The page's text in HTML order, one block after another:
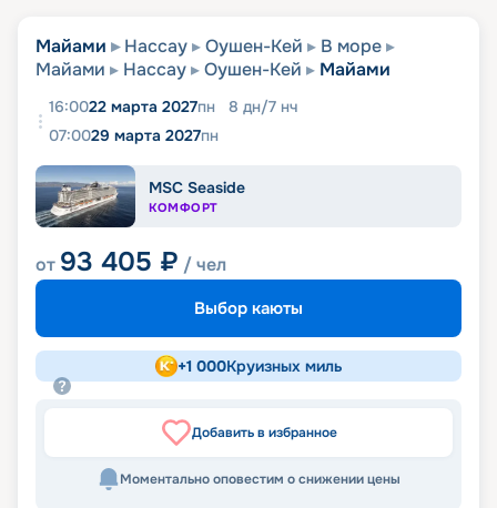
Майами Нассау Оушен-Кей
В море
Майами
Нассау Оушен-Кей Майами
16:0022 марта 2027пн 8 дн/7 нч
07:0029 марта 2027пн
MSC Seaside
КОМФОРТ
от 93 405 ₽ / чел
Выбор каюты
+1 000Круизных миль
Добавить в избранное
Моментально оповестим о снижении цены